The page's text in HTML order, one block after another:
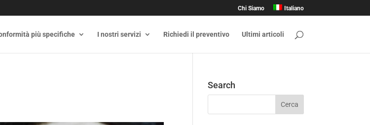
Chi Siamo Italiano
più specifiche I nostri servizi Richiedi il preventivo Ultimi articoli
Search